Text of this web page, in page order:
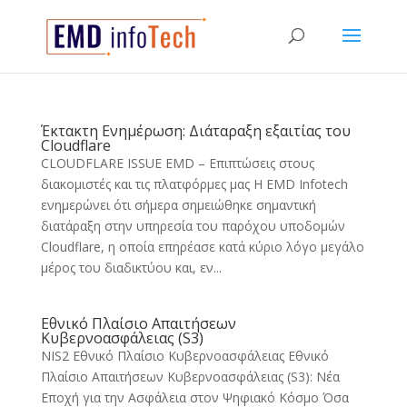
Έκτακτη Ενημέρωση: Διάταραξη εξαιτίας του
Cloudflare
CLOUDFLARE ISSUE EMD – Επιπτώσεις στους
διακομιστές και τις πλατφόρμες μας Η EMD Infotech
ενημερώνει ότι σήμερα σημειώθηκε σημαντική
διατάραξη στην υπηρεσία του παρόχου υποδομών
Cloudflare, η οποία επηρέασε κατά κύριο λόγο μεγάλο
μέρος του διαδικτύου και, εν...
Εθνικό Πλαίσιο Απαιτήσεων
Κυβερνοασφάλειας (S3)
NIS2 Εθνικό Πλαίσιο Κυβερνοασφάλειας Εθνικό
Πλαίσιο Απαιτήσεων Κυβερνοασφάλειας (S3): Νέα
Εποχή για την Ασφάλεια στον Ψηφιακό Κόσμο Όσα